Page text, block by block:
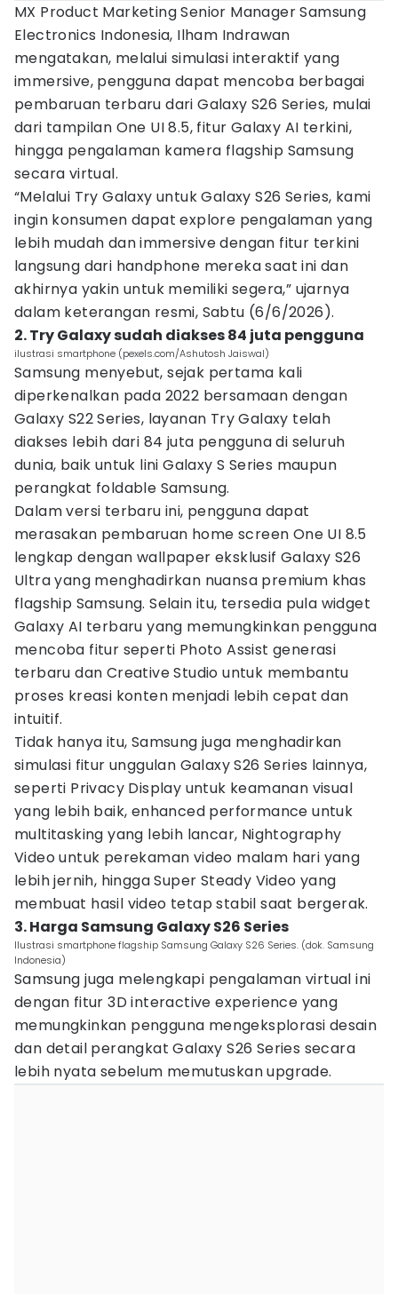
MX Product Marketing Senior Manager Samsung
Electronics Indonesia, Ilham Indrawan
mengatakan, melalui simulasi interaktif yang
immersive, pengguna dapat mencoba berbagai
pembaruan terbaru dari Galaxy S26 Series, mulai
dari tampilan One UI 8.5, fitur Galaxy AI terkini,
hingga pengalaman kamera flagship Samsung
secara virtual.
“Melalui Try Galaxy untuk Galaxy S26 Series, kami
ingin konsumen dapat explore pengalaman yang
lebih mudah dan immersive dengan fitur terkini
langsung dari handphone mereka saat ini dan
akhirnya yakin untuk memiliki segera,” ujarnya
dalam keterangan resmi, Sabtu (6/6/2026).
2. Try Galaxy sudah diakses 84 juta pengguna
ilustrasi smartphone (pexels.com/Ashutosh Jaiswal)
Samsung menyebut, sejak pertama kali
diperkenalkan pada 2022 bersamaan dengan
Galaxy S22 Series, layanan Try Galaxy telah
diakses lebih dari 84 juta pengguna di seluruh
dunia, baik untuk lini Galaxy S Series maupun
perangkat foldable Samsung.
Dalam versi terbaru ini, pengguna dapat
merasakan pembaruan home screen One UI 8.5
lengkap dengan wallpaper eksklusif Galaxy S26
Ultra yang menghadirkan nuansa premium khas
flagship Samsung. Selain itu, tersedia pula widget
Galaxy AI terbaru yang memungkinkan pengguna
mencoba fitur seperti Photo Assist generasi
terbaru dan Creative Studio untuk membantu
proses kreasi konten menjadi lebih cepat dan
intuitif.
Tidak hanya itu, Samsung juga menghadirkan
simulasi fitur unggulan Galaxy S26 Series lainnya,
seperti Privacy Display untuk keamanan visual
yang lebih baik, enhanced performance untuk
multitasking yang lebih lancar, Nightography
Video untuk perekaman video malam hari yang
lebih jernih, hingga Super Steady Video yang
membuat hasil video tetap stabil saat bergerak.
3. Harga Samsung Galaxy S26 Series
Ilustrasi smartphone flagship Samsung Galaxy S26 Series. (dok. Samsung
Indonesia)
Samsung juga melengkapi pengalaman virtual ini
dengan fitur 3D interactive experience yang
memungkinkan pengguna mengeksplorasi desain
dan detail perangkat Galaxy S26 Series secara
lebih nyata sebelum memutuskan upgrade.